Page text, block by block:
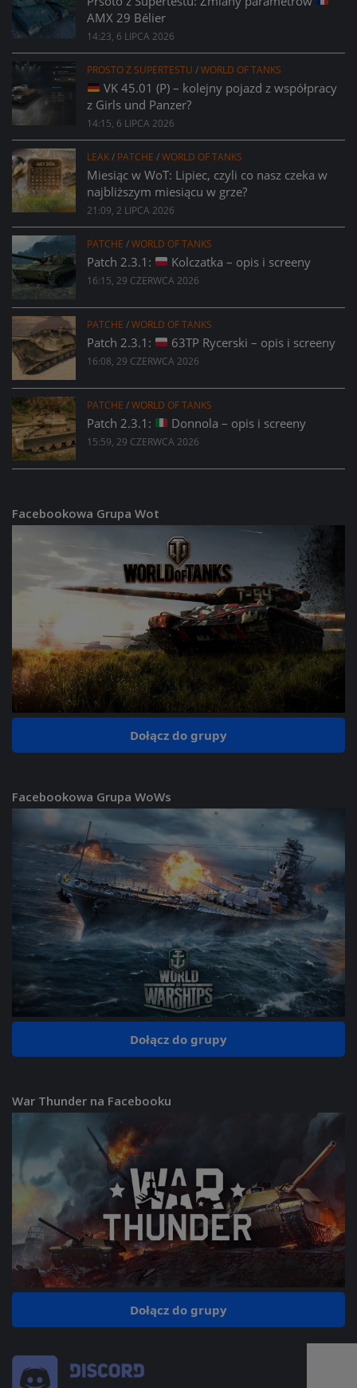
AMX 29 Bélier
14:23, 6 LIPCA 2026
PROSTO Z SUPERTESTU /WORLD OF TANKS
VK 45.01 (P) – kolejny pojazd z współpracy
z Girls und Panzer?
14:15, 6 LIPCA 2026
LEAK/ PATCHE /WORLD OF TANKS
Miesiąc w WoT: Lipiec, czyli co nasz czeka w
najbliższym miesiącu w grze?
21:09, 2 LIPCA 2026
PATCHE /WORLD OF TANKS
Patch 2.3.1: Kolczatka – opis i screeny
16:15, 29 CZERWCA 2026
PATCHE /WORLD OF TANKS
Patch 2.3.1: 63TP Rycerski – opis i screeny
16:08, 29 CZERWCA 2026
PATCHE /WORLD OF TANKS
Patch 2.3.1: Donnola – opis i screeny
15:59, 29 CZERWCA 2026
Facebookowa Grupa Wot
Dołącz do grupy
Facebookowa Grupa WoWs
Dołącz do grupy
War Thunder na Facebooku
Dołącz do grupy